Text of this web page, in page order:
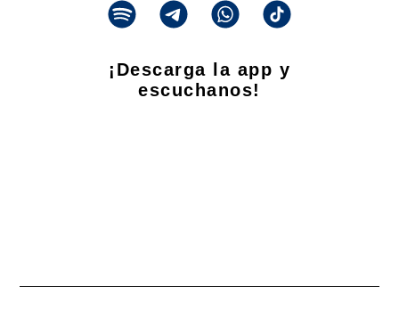
¡Descarga la app y
escuchanos!